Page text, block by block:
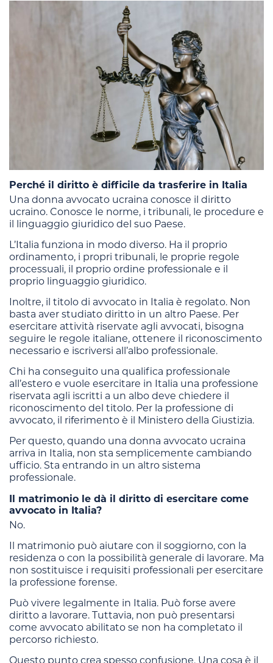
Perché il diritto è difficile da trasferire in Italia
Una donna avvocato ucraina conosce il diritto
ucraino. Conosce le norme, i tribunali, le procedure e
il linguaggio giuridico del suo Paese.
L’Italia funziona in modo diverso. Ha il proprio
ordinamento, i propri tribunali, le proprie regole
processuali, il proprio ordine professionale e il
proprio linguaggio giuridico.
Inoltre, il titolo di avvocato in Italia è regolato. Non
basta aver studiato diritto in un altro Paese. Per
esercitare attività riservate agli avvocati, bisogna
seguire le regole italiane, ottenere il riconoscimento
necessario e iscriversi all’albo professionale.
Chi ha conseguito una qualifica professionale
all’estero e vuole esercitare in Italia una professione
riservata agli iscritti a un albo deve chiedere il
riconoscimento del titolo. Per la professione di
avvocato, il riferimento è il Ministero della Giustizia.
Per questo, quando una donna avvocato ucraina
arriva in Italia, non sta semplicemente cambiando
ufficio. Sta entrando in un altro sistema
professionale.
Il matrimonio le dà il diritto di esercitare come
avvocato in Italia?
No.
Il matrimonio può aiutare con il soggiorno, con la
residenza o con la possibilità generale di lavorare. Ma
non sostituisce i requisiti professionali per esercitare
la professione forense.
Può vivere legalmente in Italia. Può forse avere
diritto a lavorare. Tuttavia, non può presentarsi
come avvocato abilitato se non ha completato il
percorso richiesto.
Questo punto crea spesso confusione. Una cosa è il